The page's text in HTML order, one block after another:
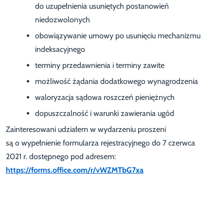
do uzupełnienia usuniętych postanowień
niedozwolonych
obowiązywanie umowy po usunięciu mechanizmu
indeksacyjnego
terminy przedawnienia i terminy zawite
możliwość żądania dodatkowego wynagrodzenia
waloryzacja sądowa roszczeń pieniężnych
dopuszczalność i warunki zawierania ugód
Zainteresowani udziałem w wydarzeniu proszeni
są o wypełnienie formularza rejestracyjnego do 7 czerwca
2021 r. dostępnego pod adresem:
https://forms.office.com/r/vWZMTbG7xa